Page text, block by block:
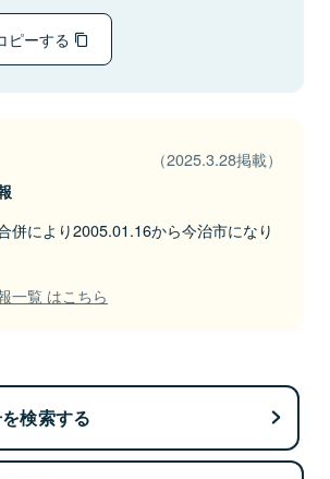
ピーする
（2025.3.28掲載）
併により2005.01.16から今治市になり
一覧 はこちら
検索する